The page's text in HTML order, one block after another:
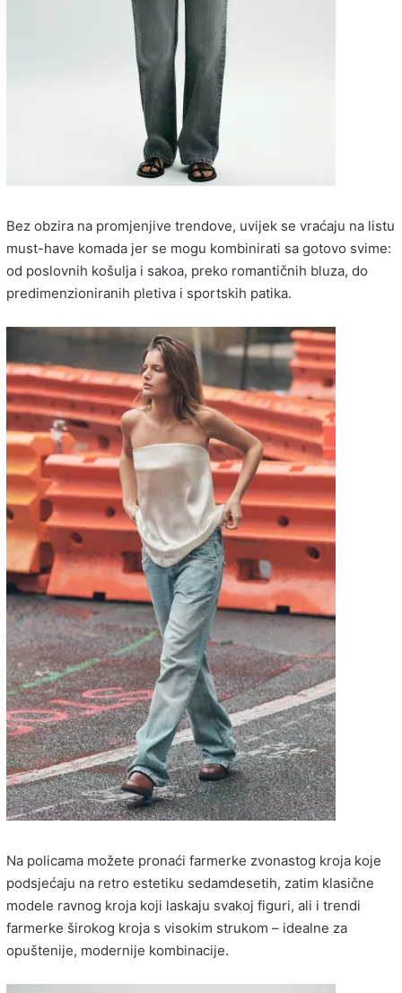
Bez obzira na promjenjive trendove, uvijek se vraćaju na listu
must-have komada jer se mogu kombinirati sa gotovo svime:
od poslovnih košulja i sakoa, preko romantičnih bluza, do
predimenzioniranih pletiva i sportskih patika.
Na policama možete pronaći farmerke zvonastog kroja koje
podsjećaju na retro estetiku sedamdesetih, zatim klasične
modele ravnog kroja koji laskaju svakoj figuri, ali i trendi
farmerke širokog kroja s visokim strukom – idealne za
opuštenije, modernije kombinacije.